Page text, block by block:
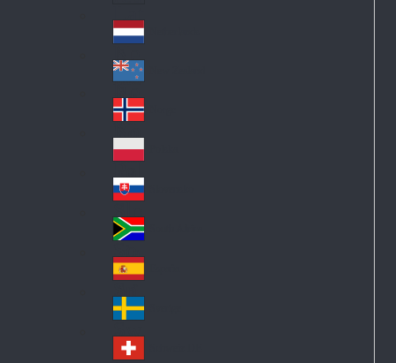
Lat
in
A
me
ric
a
Ne
the
rla
nd
s
Ne
w
Ze
ala
nd
No
rw
ay
Pol
an
d
Slo
va
kia
So
uth
Af
ric
a
Sp
ain
Sw
ed